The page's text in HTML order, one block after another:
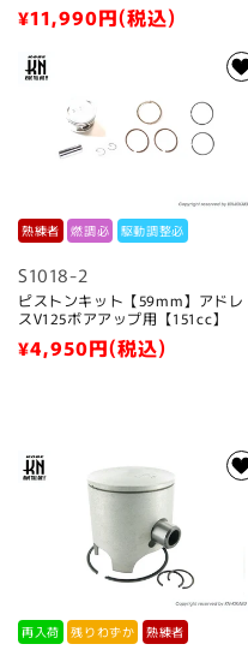
通
価
¥11,990円(税込)
熟練者 燃調必 駆動調整必
S1018-2
ピストンキット【59mm】アドレ
スV125ボアアップ用【151cc】
通
¥4,950円(税込)
再入荷 残りわずか 熟練者